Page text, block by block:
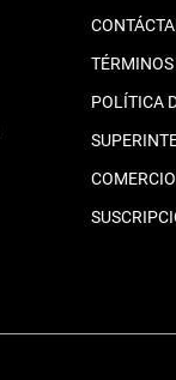
POLÍTICA
COMERCIO